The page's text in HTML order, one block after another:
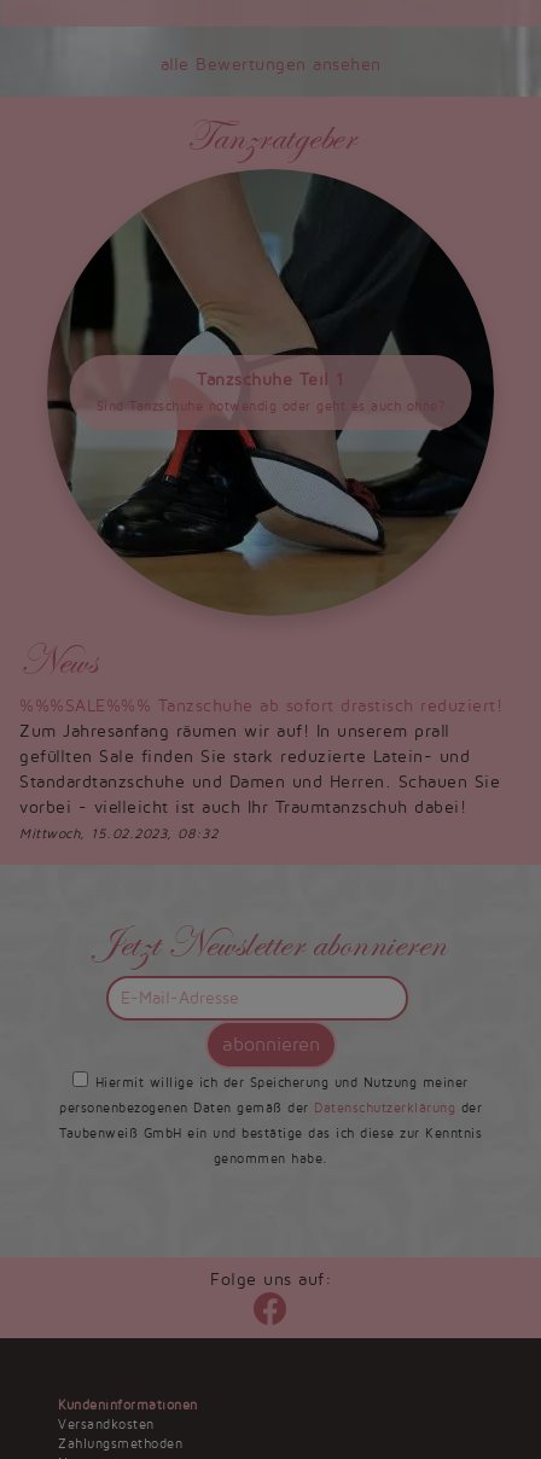
alle Bewertungen ansehen
Tanzratgeber
Tanzschuhe Teil 1
Sind Tanzschuhe notwendig oder geht es auch ohne?
News
%%%SALE%%% Tanzschuhe ab sofort drastisch reduziert!
Zum Jahresanfang räumen wir auf! In unserem prall
gefüllten Sale finden Sie stark reduzierte Latein- und
Standardtanzschuhe und Damen und Herren. Schauen Sie
vorbei - vielleicht ist auch Ihr Traumtanzschuh dabei!
Mittwoch, 15.02.2023, 08:32
Jetzt Newsletter abonnieren
abonnieren
Hiermit willige ich der Speicherung und Nutzung meiner
personenbezogenen Daten gemäß der Datenschutzerklärung der
Taubenweiß GmbH ein und bestätige das ich diese zur Kenntnis
genommen habe.
Folge uns auf:
Kundeninformationen
Versandkosten
Zahlungsmethoden